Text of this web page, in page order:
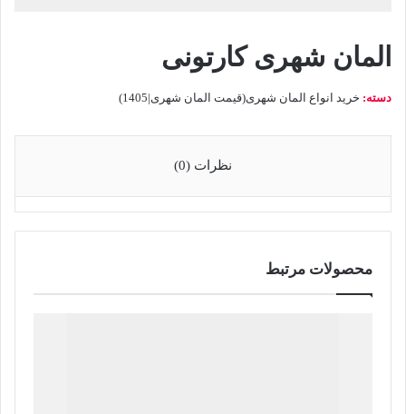
المان شهری کارتونی
دسته: خرید انواع المان شهری(قیمت المان شهری|1405)
نظرات (0)
محصولات مرتبط